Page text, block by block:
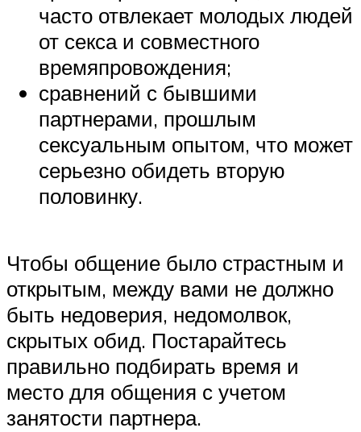
часто отвлекает молодых людей
от секса и совместного
времяпровождения;
сравнений с бывшими
партнерами, прошлым
сексуальным опытом, что может
серьезно обидеть вторую
половинку.
Чтобы общение было страстным и
открытым, между вами не должно
быть недоверия, недомолвок,
скрытых обид. Постарайтесь
правильно подбирать время и
место для общения с учетом
занятости партнера.